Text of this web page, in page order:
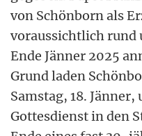
von Schönborn als
voraussichtlich rund
Ende Jänner 2025
Grund laden
Samstag, 18.
Gottesdienst in den